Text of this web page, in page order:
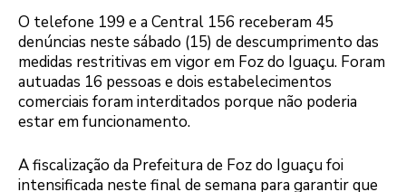
O telefone 199 e a Central 156 receberam 45
denúncias neste sábado (15) de descumprimento das
medidas restritivas em vigor em Foz do Iguaçu. Foram
autuadas 16 pessoas e dois estabelecimentos
comerciais foram interditados porque não poderia
estar em funcionamento.
A fiscalização da Prefeitura de Foz do Iguaçu foi
intensificada neste final de semana para garantir que